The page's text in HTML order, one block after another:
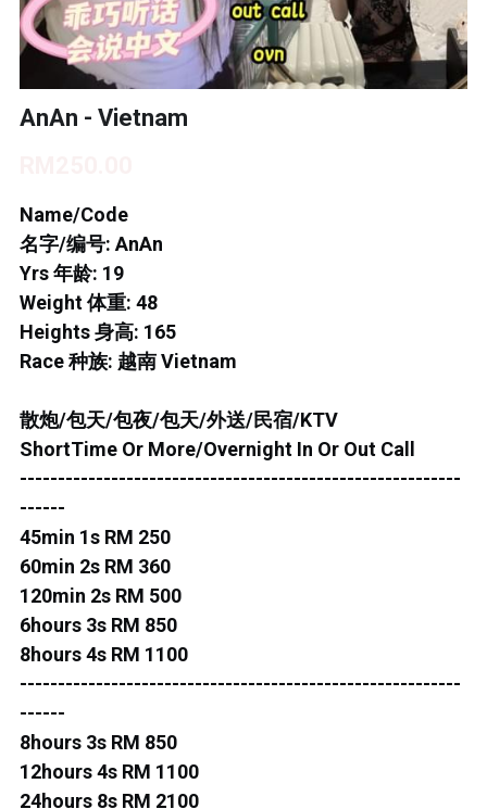
SKUDAI BARU
TAMAN DAYA
MOUNT AUSTIN 1
DESA TEBRAU 1
DESA TEBRAU 2
ROS MERAH
PERMAS 1
PERMAS 2
KEBUNTEH
JB TOWN 2
JB TOWN 3
JB TOWN 4
JB TOWN SENTOSA
AnAn - Vietnam
Name/Code
名字/编号: AnAn
Yrs 年龄: 19
Weight 体重: 48
Heights 身高: 165
Race 种族: 越南 Vietnam
散炮/包天/包夜/包天/外送/民宿/KTV
ShortTime Or More/Overnight In Or Out Call
----------------------------------------------------------
------
45min 1s RM 250
60min 2s RM 360
120min 2s RM 500
6hours 3s RM 850
8hours 4s RM 1100
----------------------------------------------------------
------
8hours 3s RM 850
12hours 4s RM 1100
24hours 8s RM 2100